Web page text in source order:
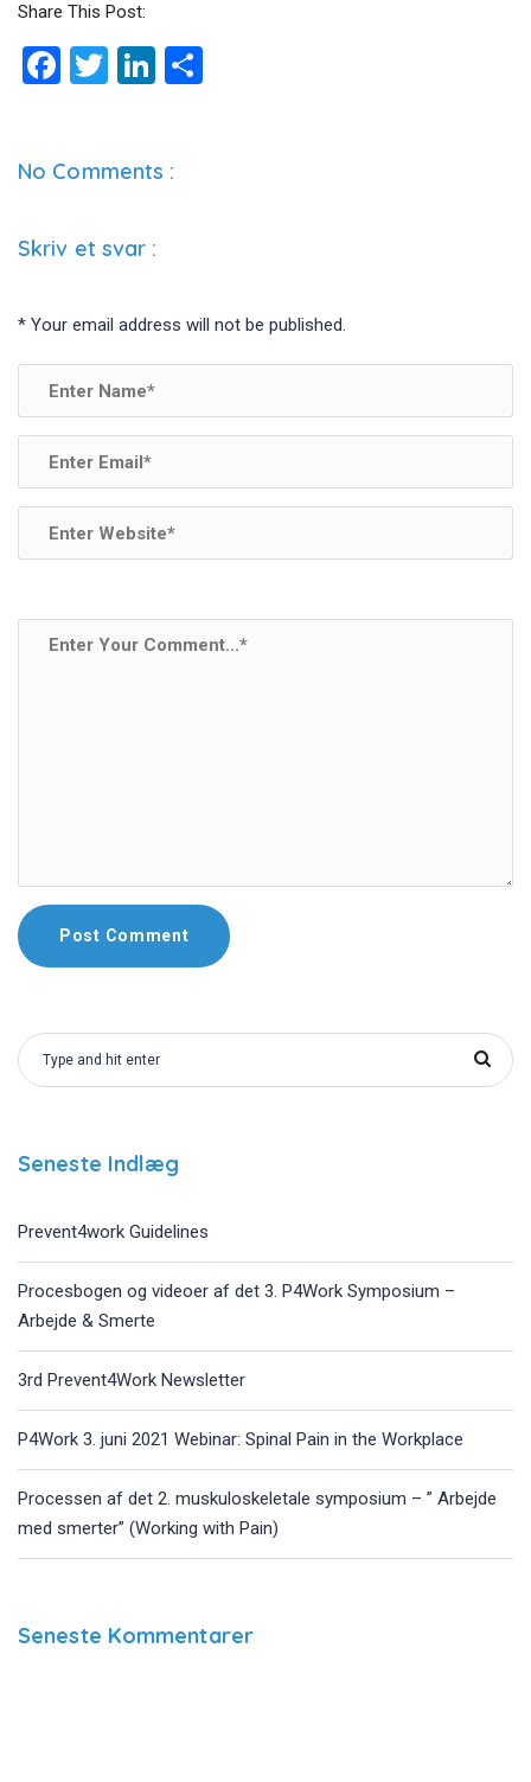
Share This Post:
F
b
o
T
er
Li
dI
No Comments :
Skriv et svar :
* Your email address will not be published.
Seneste Indlæg
Prevent4work Guidelines
Procesbogen og videoer af det 3. P4Work Symposium –
Arbejde & Smerte
3rd Prevent4Work Newsletter
P4Work 3. juni 2021 Webinar: Spinal Pain in the Workplace
Processen af det 2. muskuloskeletale symposium – ” Arbejde
med smerter” (Working with Pain)
Seneste Kommentarer